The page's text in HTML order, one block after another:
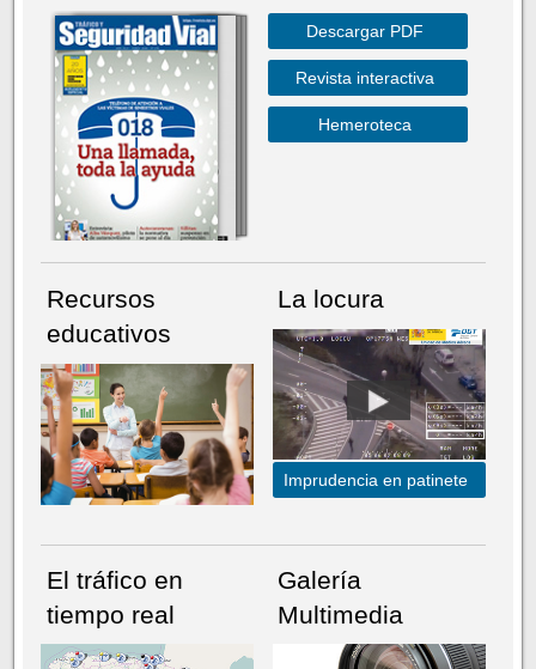
Descargar PDF
Revista interactiva
Hemeroteca
Recursos
educativos
La locura
Imprudencia en patinete
El tráfico en
tiempo real
Galería
Multimedia